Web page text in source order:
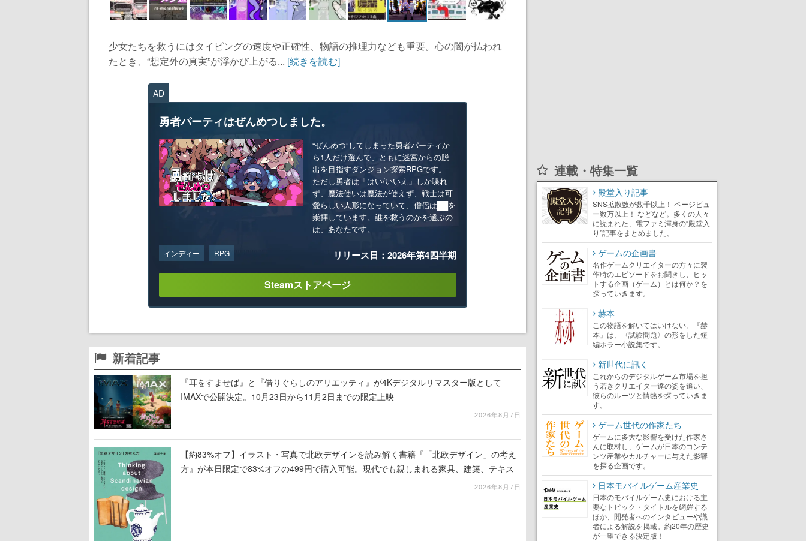
少女たちを救うにはタイピングの速度や正確性、物語の推理力なども重要。心の闇が払われ
たとき、“想定外の真実”が浮かび上がる... [続きを読む]
AD
勇者パーティはぜんめつしました。
“ぜんめつ”してしまった勇者パーティか
ら1人だけ選んで、ともに迷宮からの脱
出を目指すダンジョン探索RPGです。
ただし勇者は「はい/いいえ」しか喋れ
ず、魔法使いは魔法が使えず、戦士は可
愛らしい人形になっていて、僧侶は██を
崇拝しています。誰を救うのかを選ぶの
は、あなたです。
インディー RPG リリース日：2026年第4四半期
Steamストアページ
新着記事
『耳をすませば』と『借りぐらしのアリエッティ』が4Kデジタルリマスター版として
IMAXで公開決定。10月23日から11月2日までの限定上映
2026年8月7日
【約83%オフ】イラスト・写真で北欧デザインを読み解く書籍『「北欧デザイン」の考え
方』が本日限定で83%オフの499円で購入可能。現代でも親しまれる家具、建築、テキス
2026年8月7日
連載・特集一覧
殿堂入り記事
SNS拡散数が数千以上！ ページビュ
ー数万以上！ などなど。多くの人々
に読まれた、電ファミ渾身の“殿堂入
り”記事をまとめました。
ゲームの企画書
名作ゲームクリエイターの方々に製
作時のエピソードをお聞きし、ヒッ
トする企画（ゲーム）とは何か？を
探っていきます。
赫本
この物語を解いてはいけない。『赫
本』は、〈試験問題〉の形をした短
編ホラー小説集です。
新世代に訊く
これからのデジタルゲーム市場を担
う若きクリエイター達の姿を追い、
彼らのルーツと情熱を探っていきま
す。
ゲーム世代の作家たち
ゲームに多大な影響を受けた作家さ
んに取材し、ゲームが日本のコンテ
ンツ産業やカルチャーに与えた影響
を探る企画です。
日本モバイルゲーム産業史
日本のモバイルゲーム史における主
要なトピック・タイトルを網羅する
ほか、開発者へのインタビューや識
者による解説を掲載。約20年の歴史
が一望できる決定版！